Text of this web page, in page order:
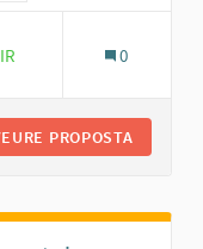
0
PROPOSTA